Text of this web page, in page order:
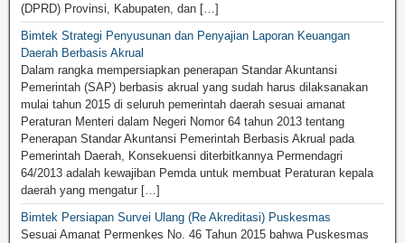
(DPRD) Provinsi, Kabupaten, dan […]
Bimtek Strategi Penyusunan dan Penyajian Laporan Keuangan
Daerah Berbasis Akrual
Dalam rangka mempersiapkan penerapan Standar Akuntansi
Pemerintah (SAP) berbasis akrual yang sudah harus dilaksanakan
mulai tahun 2015 di seluruh pemerintah daerah sesuai amanat
Peraturan Menteri dalam Negeri Nomor 64 tahun 2013 tentang
Penerapan Standar Akuntansi Pemerintah Berbasis Akrual pada
Pemerintah Daerah, Konsekuensi diterbitkannya Permendagri
64/2013 adalah kewajiban Pemda untuk membuat Peraturan kepala
daerah yang mengatur […]
Bimtek Persiapan Survei Ulang (Re Akreditasi) Puskesmas
Sesuai Amanat Permenkes No. 46 Tahun 2015 bahwa Puskesmas